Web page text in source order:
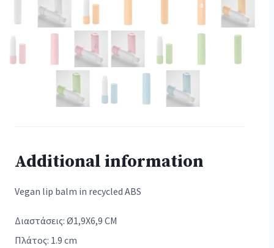
Additional information
Vegan lip balm in recycled ABS
Διαστάσεις: Ø1,9X6,9 CM
Πλάτος: 1.9 cm